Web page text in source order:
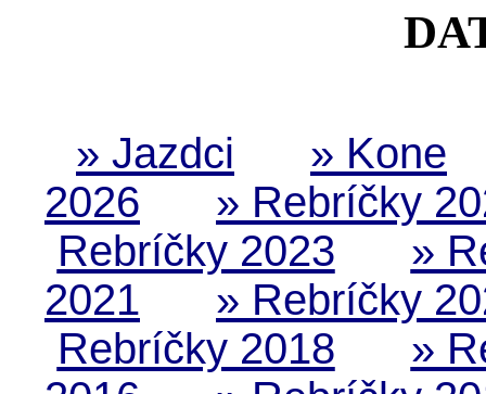
» Jazdci
» Kone
2026
» Rebríčky
Rebríčky 2023
»
2021
» Rebríčky
Rebríčky 2018
»